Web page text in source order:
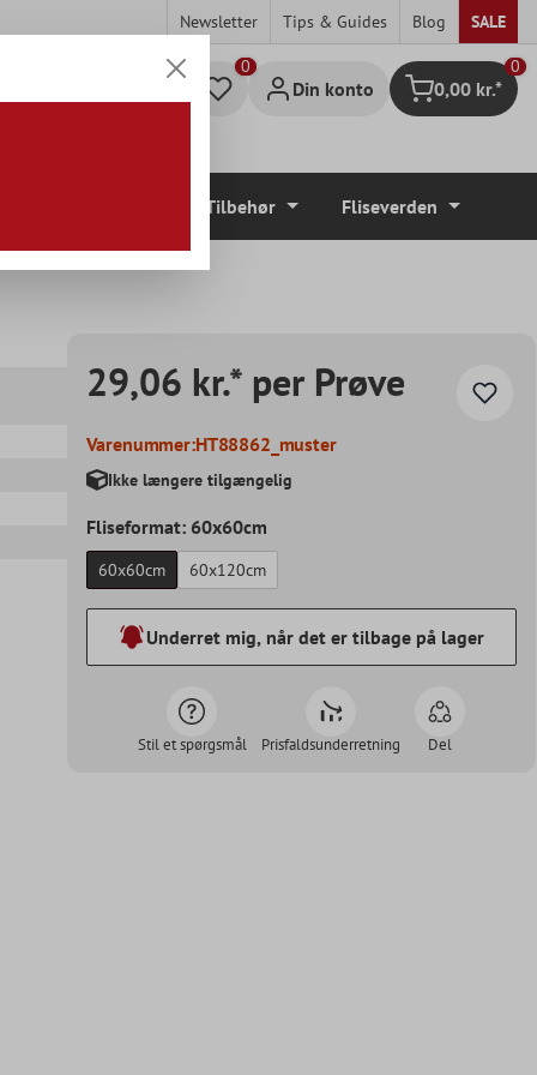
Newsletter Tips & Guides Blog SALE
Din konto Indkøbskurv
0
0,00 kr.*
Tilbehør Fliseverden
29,06 kr.* per Prøve
Varenummer:HT88862_muster
Ikke længere tilgængelig
Fliseformat: 60x60cm
60x60cm 60x120cm
Underret mig, når det er tilbage på lager
Stil et spørgsmål Prisfaldsunderretning Del